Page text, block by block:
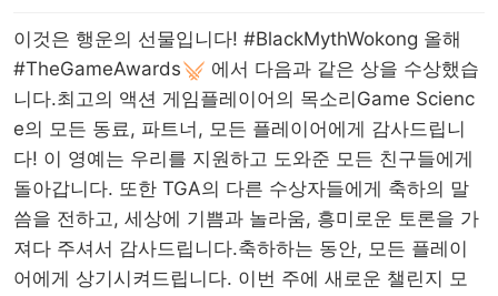
이것은 행운의 선물입니다! #BlackMythWokong 올해
#TheGameAwards
에서 다음과 같은 상을 수상했습
니다.최고의 액션 게임플레이어의 목소리Game Scienc
e의 모든 동료, 파트너, 모든 플레이어에게 감사드립니
다! 이 영예는 우리를 지원하고 도와준 모든 친구들에게
돌아갑니다. 또한 TGA의 다른 수상자들에게 축하의 말
씀을 전하고, 세상에 기쁨과 놀라움, 흥미로운 토론을 가
져다 주셔서 감사드립니다.축하하는 동안, 모든 플레이
어에게 상기시켜드립니다. 이번 주에 새로운 챌린지 모